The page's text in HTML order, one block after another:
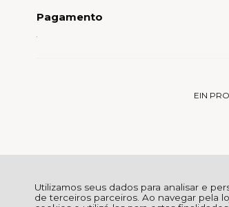
Utilizamos seus dados para analisar e
de terceiros parceiros. Ao navegar pela
Pagamento
EIN